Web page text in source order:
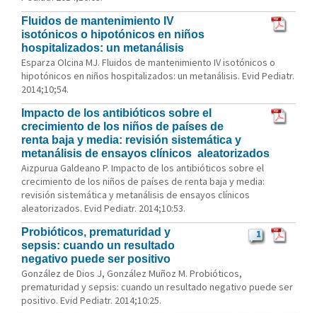
Fluidos de mantenimiento IV
isotónicos o hipotónicos en niños
hospitalizados: un metanálisis
Esparza Olcina MJ. Fluidos de mantenimiento IV isotónicos o
hipotónicos en niños hospitalizados: un metanálisis. Evid Pediatr.
2014;10;54.
Impacto de los antibióticos sobre el
crecimiento de los niños de países de
renta baja y media: revisión sistemática y
metanálisis de ensayos clínicos aleatorizados
Aizpurua Galdeano P. Impacto de los antibióticos sobre el
crecimiento de los niños de países de renta baja y media:
revisión sistemática y metanálisis de ensayos clínicos
aleatorizados. Evid Pediatr. 2014;10:53.
1
Probióticos, prematuridad y
sepsis: cuando un resultado
negativo puede ser positivo
González de Dios J, González Muñoz M. Probióticos,
prematuridad y sepsis: cuando un resultado negativo puede ser
positivo. Evid Pediatr. 2014;10:25.